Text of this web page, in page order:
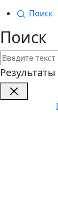
Поиск
Поиск